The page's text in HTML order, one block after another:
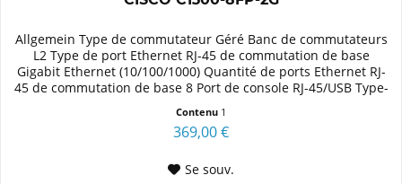
Allgemein Type de commutateur Géré Banc de commutateurs
L2 Type de port Ethernet RJ-45 de commutation de base
Gigabit Ethernet (10/100/1000) Quantité de ports Ethernet RJ-
45 de commutation de base 8 Port de console RJ-45/USB Type-
Contenu 1
369,00 €
Se souv.